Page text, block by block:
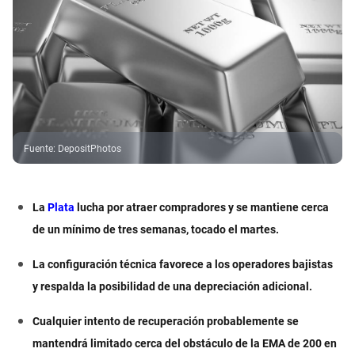
Fuente: DepositPhotos
La Plata lucha por atraer compradores y se mantiene cerca
de un mínimo de tres semanas, tocado el martes.
La configuración técnica favorece a los operadores bajistas
y respalda la posibilidad de una depreciación adicional.
Cualquier intento de recuperación probablemente se
mantendrá limitado cerca del obstáculo de la EMA de 200 en